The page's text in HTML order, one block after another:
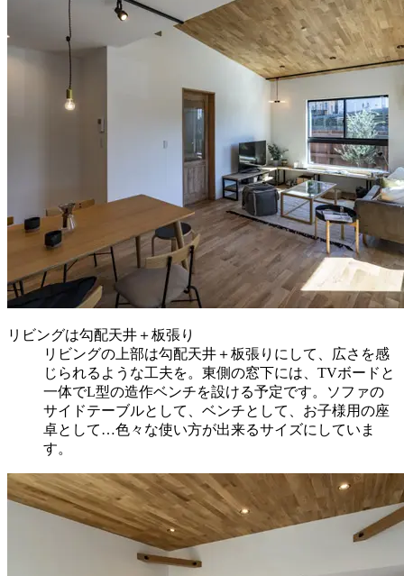
リビングは勾配天井＋板張り
リビングの上部は勾配天井＋板張りにして、広さを感
じられるような工夫を。東側の窓下には、TVボードと
一体でL型の造作ベンチを設ける予定です。ソファの
サイドテーブルとして、ベンチとして、お子様用の座
卓として…色々な使い方が出来るサイズにしていま
す。